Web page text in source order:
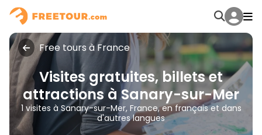
Free tours à France
Visites gratuites, billets et
attractions à Sanary-sur-Mer
1 visites à Sanary-sur-Mer, France, en français et dans
d'autres langues